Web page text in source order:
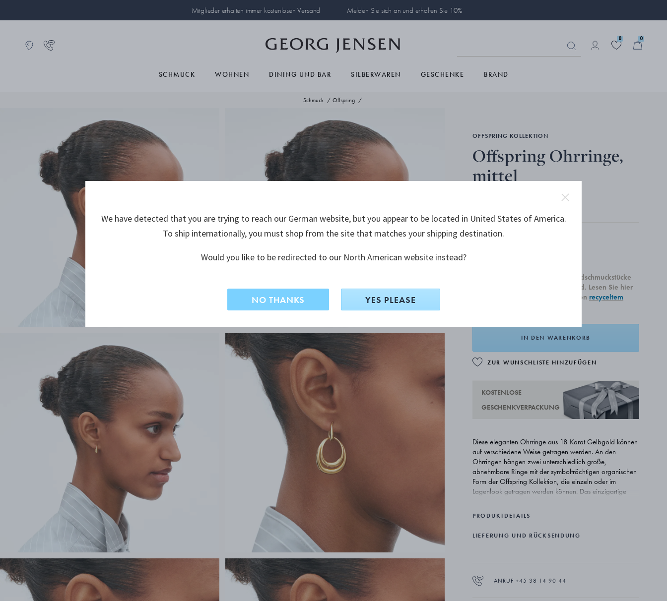
Mitglieder erhalten immer kostenlosen Versand Melden Sie sich an und erhalten Sie 10%
0 0
SCHMUCK WOHNEN DINING UND BAR SILBERWAREN GESCHENKE BRAND
Schmuck Offspring
OFFSPRING KOLLEKTION
Offspring Ohrringe,
mittel
Nur noch 3 verfügbar
Alle unsere neu produzierten Goldschmuckstücke
sind aus recyceltem 18 Karat Gold. Lesen Sie hier
mehr über unsere Verwendung von recyceltem
IN DEN WARENKORB
ZUR WUNSCHLISTE HINZUFÜGEN
KOSTENLOSE
GESCHENKVERPACKUNG
Diese eleganten Ohrringe aus 18 Karat Gelbgold können
auf verschiedene Weise getragen werden. An den
Ohrringen hängen zwei unterschiedlich große,
abnehmbare Ringe mit der symbolträchtigen organischen
Form der Offspring Kollektion, die einzeln oder im
Lagenlook getragen werden können. Das einzigartige
Kombinationsmöglichkeiten für einen persönlichen
PRODUKTDETAILS
LIEFERUNG UND RÜCKSENDUNG
ANRUF +45 38 14 90 44
We have detected that you are trying to reach our German website, but you appear to be located in United States of America.
To ship internationally, you must shop from the site that matches your shipping destination.
Would you like to be redirected to our North American website instead?
NO THANKS YES PLEASE